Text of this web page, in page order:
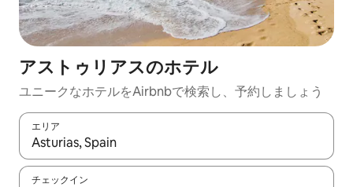
アストゥリアスのホ⁠テ⁠ル
ユニークなホ⁠テ⁠ル⁠をAirbnb⁠で検⁠索⁠し⁠、予⁠約し⁠ま⁠し⁠ょ⁠う
エリア
検索結果が表示されたら、上下の矢印キーを使って移動するか
チェックイン